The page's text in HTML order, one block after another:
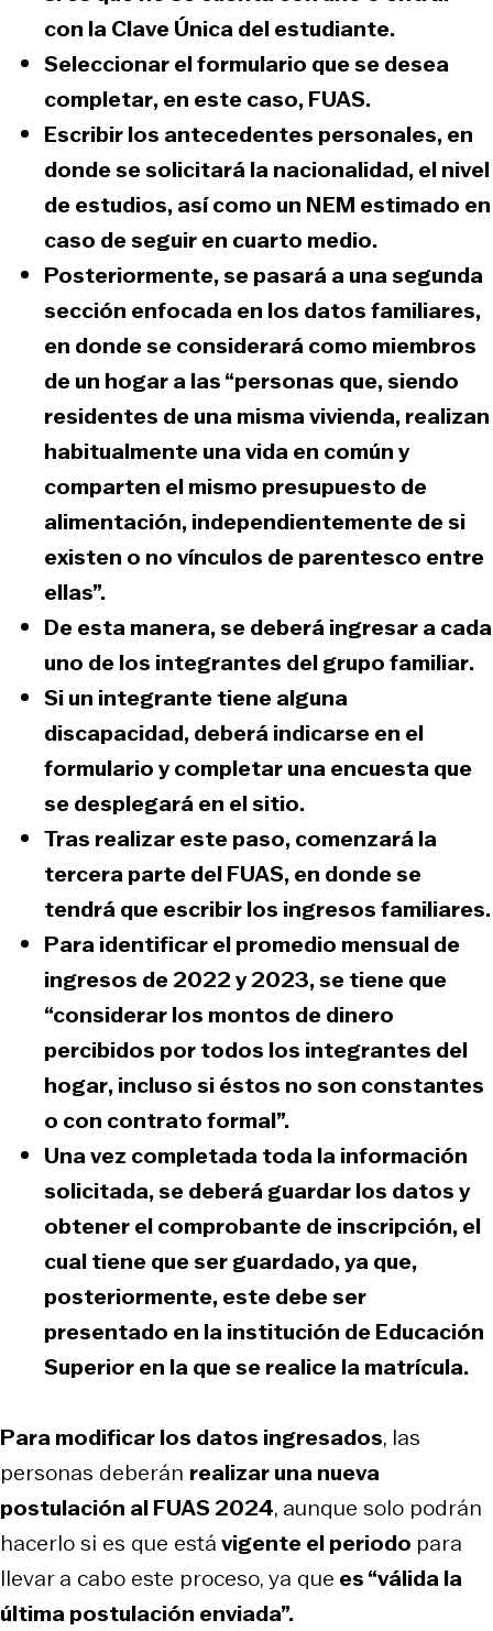
con laClave Únicadel estudiante.
Seleccionar el formulario que se desea
completar, en este caso, FUAS.
Escribir los antecedentes personales, en
donde se solicitará la nacionalidad, el nivel
de estudios, así como un NEM estimado en
caso de seguir en cuarto medio.
Posteriormente, se pasará a una segunda
sección enfocada en los datos familiares,
en donde se considerará como miembros
de un hogara las “personas que, siendo
residentes de una misma vivienda, realizan
habitualmente una vida en común y
comparten el mismo presupuesto de
alimentación, independientemente desi
existen o no vínculos de parentesco entre
ellas”.
De esta manera, se deberáingresar a cada
uno de los integrantes del grupo familiar.
Si un integrante tiene alguna
discapacidad, deberá indicarse en el
formulario y completar una encuesta que
se desplegará en el sitio.
Tras realizar este paso, comenzará la
tercera parte del FUAS, en donde se
tendrá que escribir los ingresos familiares.
Para identificar elpromedio mensual de
ingresos de 2022 y 2023, se tiene que
“considerar los montos de dinero
percibidos por todos los integrantes del
hogar, incluso si éstos no son constantes
o con contrato formal”.
Una vez completada toda la información
solicitada, se deberáguardar los datos y
obtener el comprobante de inscripción,el
cual tiene que ser guardado, ya que,
posteriormente, este debe ser
presentado en la institución de Educación
Superior en la que se realice la matrícula.
Para modificar los datos ingresados, las
personas deberán realizar una nueva
postulación al FUAS 2024, aunque solo podrán
hacerlo si es que estávigente el periodo para
llevar a cabo este proceso, ya que es “válida la
última postulación enviada”.